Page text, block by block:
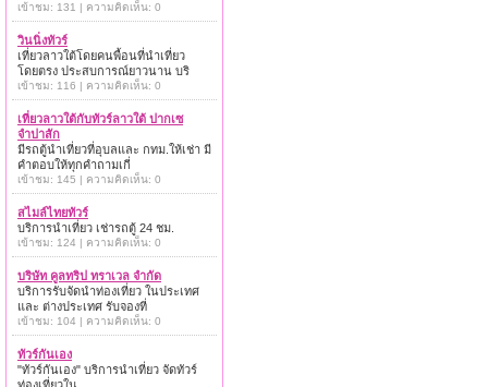
เข้าชม: 131 | ความคิดเห็น: 0
วินนิ่งทัวร์
เที่ยวลาวใต้โดยคนพื้อนที่นำเที่ยว
โดยตรง ประสบการณ์ยาวนาน บริ
เข้าชม: 116 | ความคิดเห็น: 0
เที่ยวลาวใต้กับทัวร์ลาวใต้ ปากเซ
จำปาสัก
มีรถตู้นำเที่ยวที่อุบลและ กทม.ให้เช่า มี
คำตอบให้ทุกคำถามเกี่
เข้าชม: 145 | ความคิดเห็น: 0
สไมล์ไทยทัวร์
บริการนำเที่ยว เช่ารถตู้ 24 ชม.
เข้าชม: 124 | ความคิดเห็น: 0
บริษัท คูลทริป ทราเวล จำกัด
บริการรับจัดนำท่องเที่ยว ในประเทศ
และ ต่างประเทศ รับจองที่
เข้าชม: 104 | ความคิดเห็น: 0
ทัวร์กันเอง
"ทัวร์กันเอง" บริการนำเที่ยว จัดทัวร์